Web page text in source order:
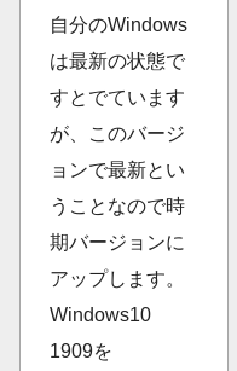
自分のWindows
は最新の状態で
すとでています
が、このバージ
ョンで最新とい
うことなので時
期バージョンに
アップします。
Windows10
1909を